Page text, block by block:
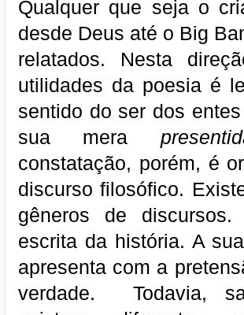
Qualquer que seja o
desde Deus até o Big
relatados. Nesta
utilidades da poesia é
sentido do ser dos
sua mera
constatação, porém, é
discurso filosófico.
gêneros de discursos.
escrita da história. A
apresenta com a
verdade. Todavia,